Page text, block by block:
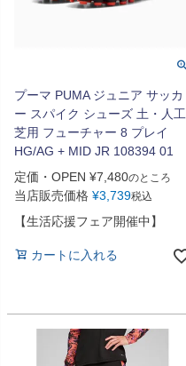
プーマ PUMA ジュニア サッカ
ー スパイク シューズ 土・人工
芝用 フューチャー 8 プレイ
HG/AG + MID JR 108394 01
定価・OPEN ¥7,480のところ
当店販売価格 ¥3,739税込
【生活応援フェア開催中】
カートに入れる